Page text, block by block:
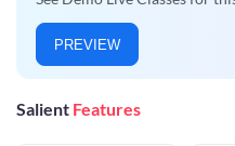
PREVIEW
Salient Features